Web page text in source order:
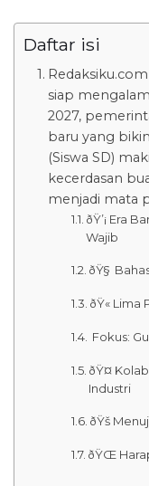
Daftar isi
siap
2027,
baru yang
(Siswa SD)
kecerdasan
menjadi mata
ðŸ’¡ Era
Wajib
ðŸ§
ðŸ«
 Fokus:
ðŸ¤
Industri
ðŸš
ðŸŒ